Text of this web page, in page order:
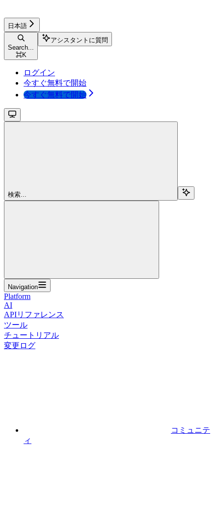
日本語
Search...
⌘K
アシスタントに質問
ログイン
今すぐ無料で開始
今すぐ無料で開始
検索...
Navigation
Platform
AI
APIリファレンス
ツール
チュートリアル
変更ログ
コミュニテ
ィ